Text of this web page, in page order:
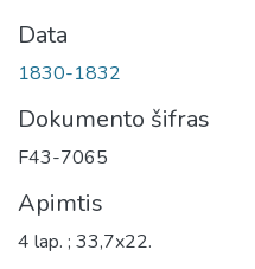
Data
1830-1832
Dokumento šifras
F43-7065
Apimtis
4 lap. ; 33,7x22.